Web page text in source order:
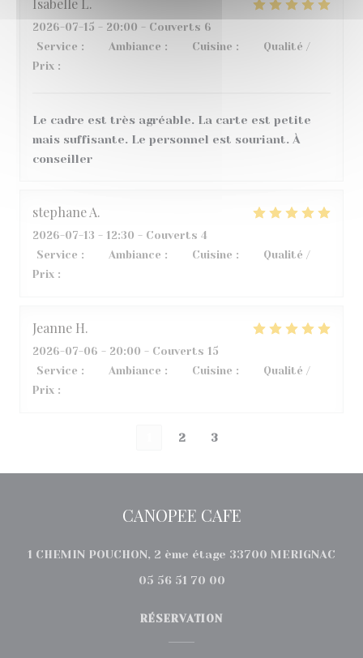
Isabelle L
2026-07-15 - 20:00 - Couverts 6
Service : Ambiance : Cuisine :
Qualité /
Prix :
Le cadre est très agréable. La carte est petite
mais suffisante. Le personnel est souriant. À
conseiller
stephaneA
2026-07-13 - 12:30 - Couverts 4
Service : Ambiance : Cuisine :
Qualité /
Prix :
Jeanne H
2026-07-06 - 20:00 - Couverts 15
Service : Ambiance : Cuisine :
Qualité /
Prix :
2 3
CANOPEE CAFE
1 CHEMIN POUCHON, 2 ème étage 33700 MERIGNAC
05 56 51 70 00
RÉSERVATION